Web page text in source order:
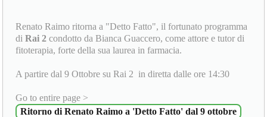
Renato Raimo ritorna a "Detto Fatto", il fortunato programma
diRai 2 condotto da Bianca Guaccero, come attore e tutor di
fitoterapia, forte della sua laurea in farmacia.
A partire dal 9 Ottobre su Rai 2 in diretta dalle ore 14:30
Go to entire page >
Ritorno di Renato Raimo a 'Detto Fatto' dal 9 ottobre